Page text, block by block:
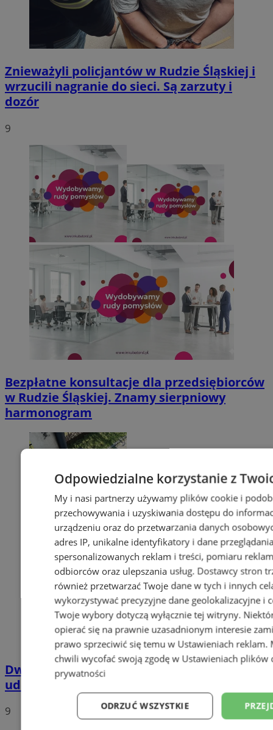
Znieważyli policjantów w Rudzie Śląskiej i
wrzucili nagranie do sieci. Są zarzuty i
dozór
9
Bezpłatne konsultacje dla przedsiębiorców
w Rudzie Śląskiej. Znamy sierpniowy
harmonogram
Dwaj nastolatkowie na jednej hulajnodze
uderzyli w auto w Bielszowicach
9
Odpowiedzialne korzystanie z
My i nasi partnerzy używamy plików cookie i
przechowywania i uzyskiwania dostępu do
urządzeniu oraz do przetwarzania danych
adres IP, unikalne identyfikatory i dane
spersonalizowanych reklam i treści, pomiaru
odbiorców oraz ulepszania usług. Dostawcy stron
również przetwarzać Twoje dane w tych i innych
wykorzystywać precyzyjne dane geolokalizacyjne i
Twoje wybory dotyczą wyłącznie tej witryny.
opierać się na prawnie uzasadnionym interesie
prawo sprzeciwić się temu w Ustawieniach reklam.
chwili wycofać swoją zgodę w Ustawieniach plików
prywatności
ODRZUĆ WSZYSTKIE